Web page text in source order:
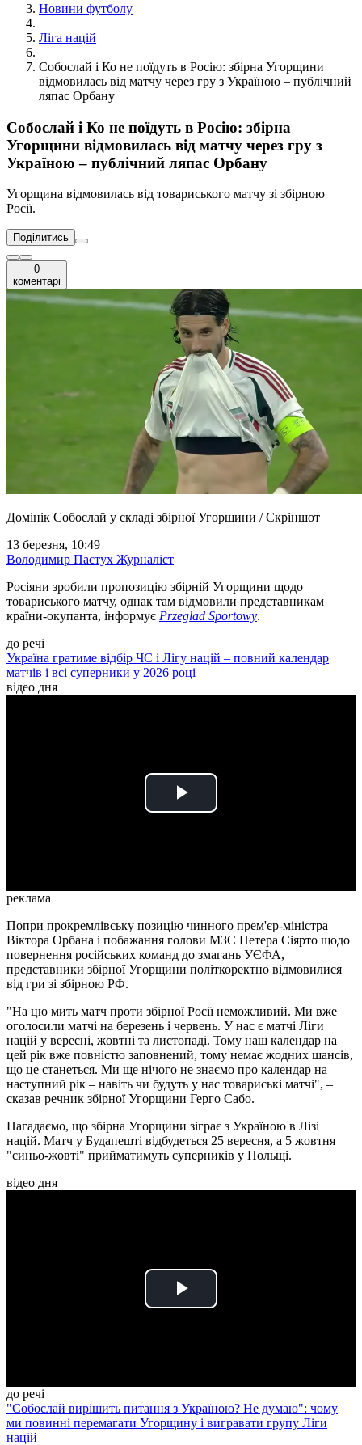
Новини футболу
Ліга націй
Собослай і Ко не поїдуть в Росію: збірна Угорщини
відмовилась від матчу через гру з Україною – публічний
ляпас Орбану
Собослай і Ко не поїдуть в Росію: збірна
Угорщини відмовилась від матчу через гру з
Україною – публічний ляпас Орбану
Угорщина відмовилась від товариського матчу зі збірною
Росії.
Поділитись
0
коментарі
Домінік Собослай у складі збірної Угорщини / Скріншот
13 березня, 10:49
Володимир Пастух Журналіст
Росіяни зробили пропозицію збірній Угорщини щодо
товариського матчу, однак там відмовили представникам
країни-окупанта, інформує Przeglad Sportowy.
до речі
Україна гратиме відбір ЧС і Лігу націй – повний календар
матчів і всі суперники у 2026 році
відео дня
Play
реклама
Попри прокремлівську позицію чинного прем'єр-міністра
Віктора Орбана і побажання голови МЗС Петера Сіярто щодо
повернення російських команд до змагань УЄФА,
представники збірної Угорщини політкоректно відмовилися
від гри зі збірною РФ.
"На цю мить матч проти збірної Росії неможливий. Ми вже
оголосили матчі на березень і червень. У нас є матчі Ліги
націй у вересні, жовтні та листопаді. Тому наш календар на
цей рік вже повністю заповнений, тому немає жодних шансів,
що це станеться. Ми ще нічого не знаємо про календар на
наступний рік – навіть чи будуть у нас товариські матчі", –
сказав речник збірної Угорщини Герго Сабо.
Нагадаємо, що збірна Угорщини зіграє з Україною в Лізі
націй. Матч у Будапешті відбудеться 25 вересня, а 5 жовтня
"синьо-жовті" прийматимуть суперників у Польщі.
відео дня
Play
до речі
"Собослай вирішить питання з Україною? Не думаю": чому
ми повинні перемагати Угорщину і вигравати групу Ліги
націй